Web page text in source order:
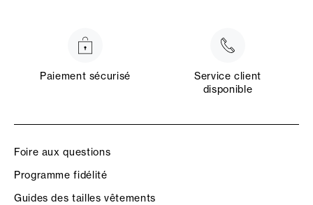
Paiement sécurisé
Service client
disponible
Foire aux questions
Programme fidélité
Guides des tailles vêtements